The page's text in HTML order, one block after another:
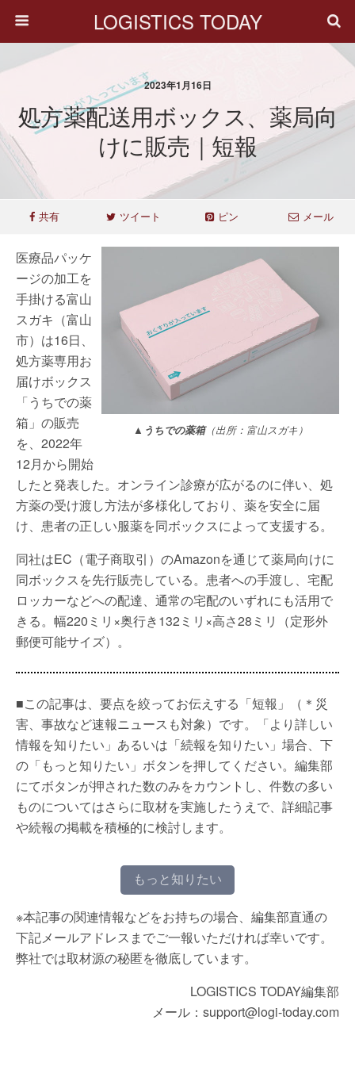
LOGISTICS TODAY
2023年1月16日
処方薬配送用ボックス、薬局向
けに販売｜短報
共有 ツイート ピン メール
▲うちでの薬箱（出所：富山スガキ）
医療品パッケ
ージの加工を
手掛ける富山
スガキ（富山
市）は16日、
処方薬専用お
届けボックス
「うちでの薬
箱」の販売
を、2022年
12月から開始
したと発表した。オンライン診療が広がるのに伴い、処
方薬の受け渡し方法が多様化しており、薬を安全に届
け、患者の正しい服薬を同ボックスによって支援する。
同社はEC（電子商取引）のAmazonを通じて薬局向けに
同ボックスを先行販売している。患者への手渡し、宅配
ロッカーなどへの配達、通常の宅配のいずれにも活用で
きる。幅220ミリ×奥行き132ミリ×高さ28ミリ（定形外
郵便可能サイズ）。
■この記事は、要点を絞ってお伝えする「短報」（＊災
害、事故など速報ニュースも対象）です。「より詳しい
情報を知りたい」あるいは「続報を知りたい」場合、下
の「もっと知りたい」ボタンを押してください。編集部
にてボタンが押された数のみをカウントし、件数の多い
ものについてはさらに取材を実施したうえで、詳細記事
や続報の掲載を積極的に検討します。
もっと知りたい
※本記事の関連情報などをお持ちの場合、編集部直通の
下記メールアドレスまでご一報いただければ幸いです。
弊社では取材源の秘匿を徹底しています。
LOGISTICS TODAY編集部
メール：support@logi-today.com